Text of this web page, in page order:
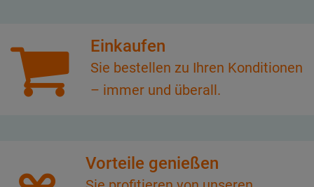
Einkaufen
Sie bestellen zu Ihren Konditionen
– immer und überall.
Vorteile genießen